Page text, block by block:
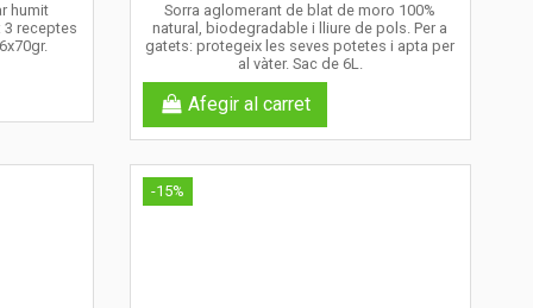
humit
receptes
Sorra aglomerant de blat de moro 100%
natural, biodegradable i lliure de pols. Per a
gatets: protegeix les seves potetes i apta per
al vàter. Sac de 6L.
Afegir al carret
-15%